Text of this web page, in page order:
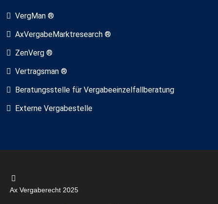
VergMan ®
AxVergabeMarktresearch ®
ZenVerg ®
Vertragsman ®
Beratungsstelle für Vergabeeinzelfallberatung
Externe Vergabestelle
Ax Vergaberecht 2025